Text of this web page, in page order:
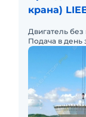
крана)
Двигатель без
Подача в день